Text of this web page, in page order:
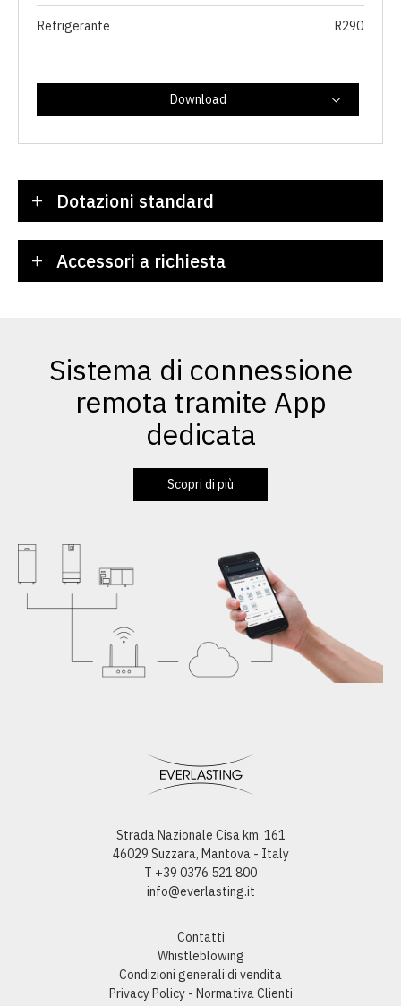
Refrigerante R290
Download
Dotazioni standard
Accessori a richiesta
Sistema di connessione
remota tramite App
dedicata
Scopri di più
Strada Nazionale Cisa km. 161
46029 Suzzara, Mantova - Italy
T +39 0376 521 800
info@everlasting.it
Contatti
Whistleblowing
Condizioni generali di vendita
Privacy Policy - Normativa Clienti